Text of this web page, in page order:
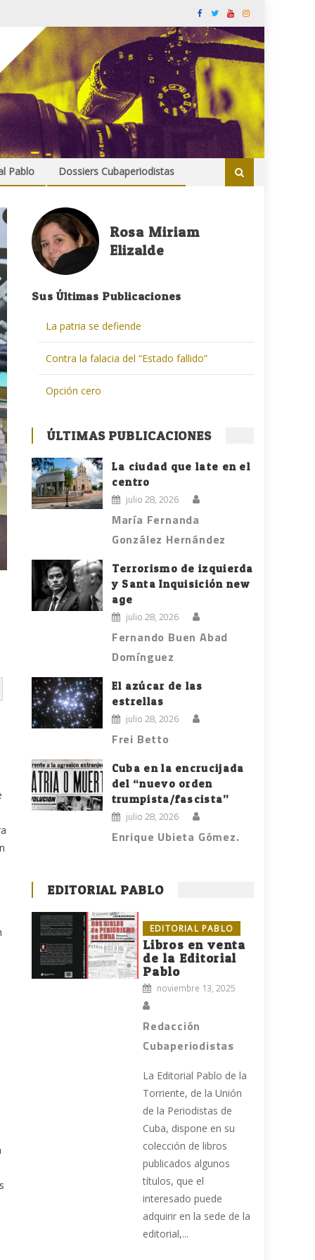
Pablo Dossiers Cubaperiodistas
Rosa Miriam
Elizalde
Sus Últimas Publicaciones
La patria se defiende
Contra la falacia del “Estado fallido”
Opción cero
ÚLTIMAS PUBLICACIONES
La ciudad que late en el
centro
julio 28, 2026
María Fernanda
González Hernández
Terrorismo de izquierda
y Santa Inquisición new
age
julio 28, 2026
Fernando Buen Abad
Domínguez
El azúcar de las
estrellas
julio 28, 2026
Frei Betto
Cuba en la encrucijada
del “nuevo orden
trumpista/fascista”
julio 28, 2026
Enrique Ubieta Gómez.
EDITORIAL PABLO
EDITORIAL PABLO
Libros en venta
de la Editorial
Pablo
noviembre 13, 2025
Redacción
Cubaperiodistas
La Editorial Pablo de la
Torriente, de la Unión
de la Periodistas de
Cuba, dispone en su
colección de libros
publicados algunos
títulos, que el
interesado puede
adquirir en la sede de la
editorial,...